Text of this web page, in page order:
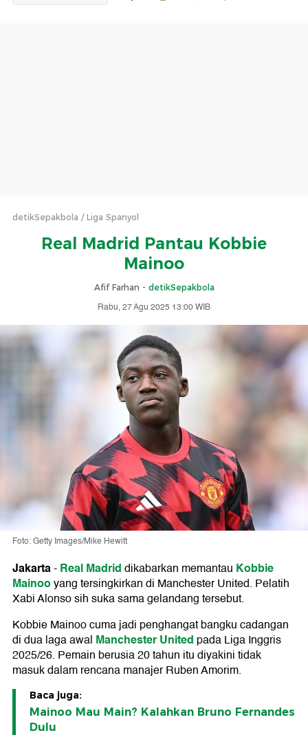
detikSepakbola Liga Spanyol
Real Madrid Pantau Kobbie
Mainoo
Afif Farhan - detikSepakbola
Rabu, 27 Agu 2025 13:00 WIB
Foto: Getty Images/Mike Hewitt
Jakarta-Real Madriddikabarkan memantau Kobbie
Mainooyang tersingkirkan di Manchester United. Pelatih
Xabi Alonso sih suka sama gelandang tersebut.
Kobbie Mainoo cuma jadi penghangat bangku cadangan
di dua laga awal Manchester United pada Liga Inggris
2025/26. Pemain berusia 20 tahun itu diyakini tidak
masuk dalam rencana manajer Ruben Amorim.
Baca juga:
Mainoo Mau Main? Kalahkan Bruno Fernandes
Dulu